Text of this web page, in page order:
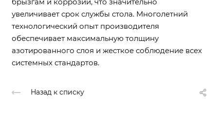
увеличивает срок службы стола. Многолетний
технологический опыт производителя
обеспечивает максимальную толщину
азотированного слоя и жесткое соблюдение всех
системных стандартов.
Назад к списку